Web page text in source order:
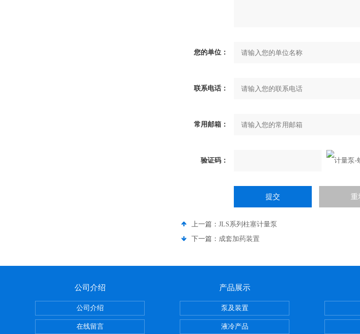
您的单位：
联系电话：
常用邮箱：
验证码：
上一篇： JLS系列柱塞计量泵
下一篇： 成套加药装置
公司介绍
公司介绍
在线留言
产品展示
泵及装置
液冷产品